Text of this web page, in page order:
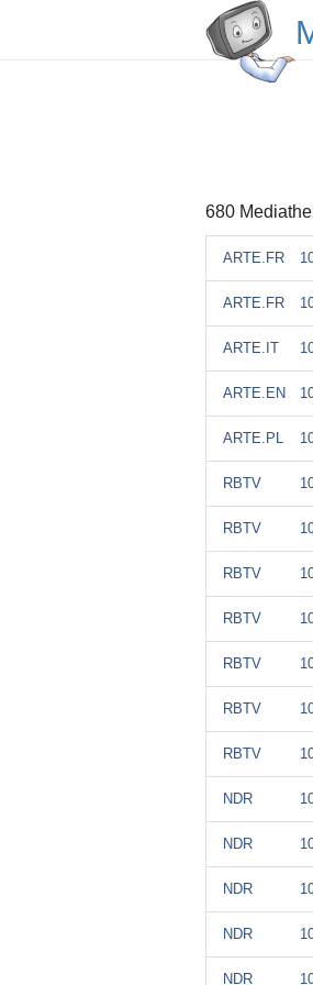
680
ARTE.FR
ARTE.FR
ARTE.IT
ARTE.EN
ARTE.PL
RBTV
RBTV
RBTV
RBTV
RBTV
RBTV
RBTV
NDR
NDR
NDR
NDR
NDR